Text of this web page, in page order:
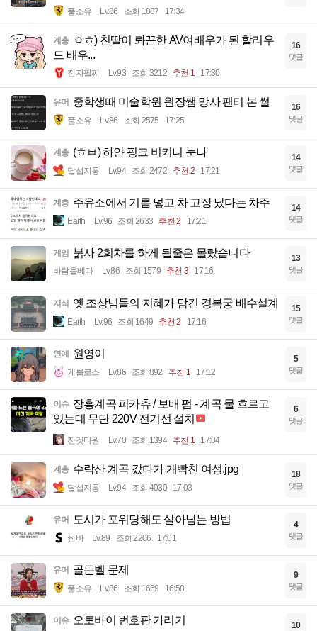
풀소유 Lv.86 조회 1887 17:34
계층
ㅇㅎ) 친딸이 롸끈한 AV여배우가 된 할리우
드 배우...
전자팔찌 Lv.93 조회 3212 추천 1 17:30
16
댓글
유머 중학생때 미술학원 원장쌤 망사 팬티 본 썰
풀소유 Lv.86 조회 2575 17:25
16
댓글
계층 (ㅎㅂ) 하얀 핑크 비키니 눈나
달섭지롱 Lv.94 조회 2472 추천 2 17:21
14
댓글
계층 주유소에서 기름 넣고 차 고장 났다는 차주
Earth Lv.96 조회 2633 추천 2 17:21
14
댓글
게임 붉사 2회차를 하게 될줄은 몰랐습니다
바람을베다 Lv.86 조회 1579 추천 3 17:16
13
댓글
지식 옛 조상님들의 지혜가 담긴 경복궁 배수설계
Earth Lv.96 조회 1649 추천 2 17:16
15
댓글
연예 원영이
케를로스 Lv.86 조회 892 추천 1 17:12
5
댓글
이슈 장흥계곡 피카츄 / 보배 펌 - 계곡 물 흐르고
있는데 무단 220V 전기선 설치
진겟타원 Lv.70 조회 1394 추천 1 17:04
6
댓글
계층 수락산 계곡 갔다가 개빡친 여성.jpg
달섭지롱 Lv.94 조회 4030 17:03
18
댓글
유머 도시가 포위당해도 살아남는 방법
썽바 Lv.89 조회 2206 17:01
4
댓글
유머 골든벨 문제
풀소유 Lv.86 조회 1669 16:58
9
댓글
이슈 오토바이 번호판 가리기 10